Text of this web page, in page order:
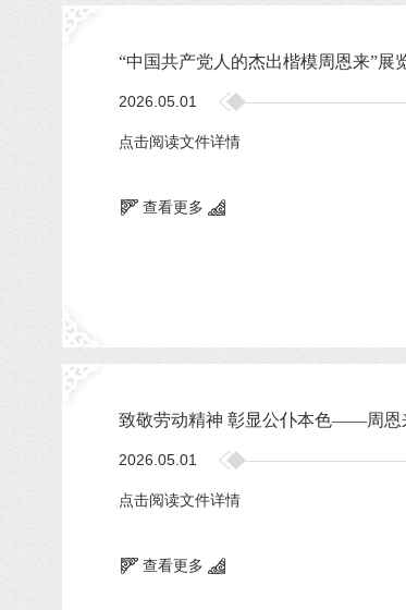
“中国共产党人的杰出楷模周恩来”展
2026.05.01
点击阅读文件详情
查看更多
致敬劳动精神 彰显公仆本色——周恩
2026.05.01
点击阅读文件详情
查看更多